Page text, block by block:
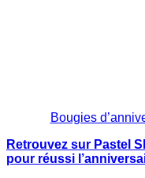
Bougies
Retrouvez sur Pastel
pour réussi